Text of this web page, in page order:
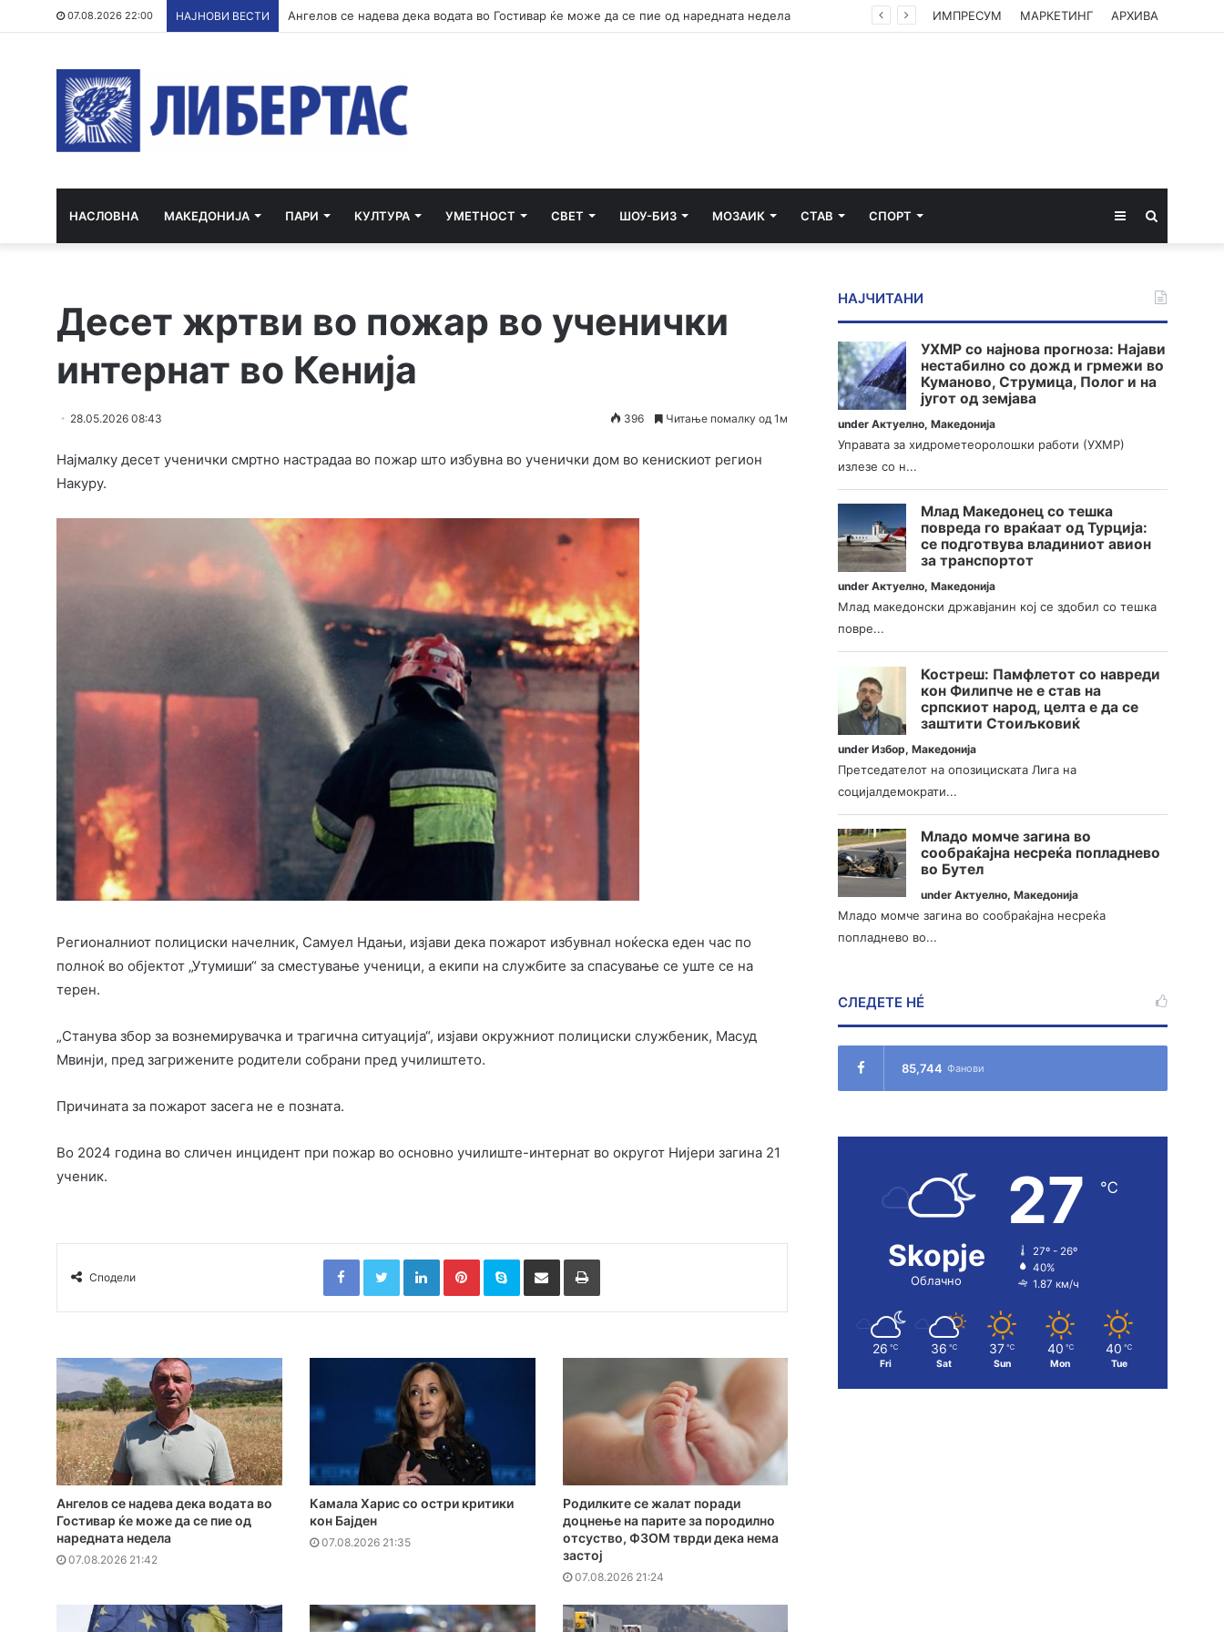
07.08.2026 22:00 НАЈНОВИ ВЕСТИ Ангелов се надева дека водата во Гостивар ќе може да се пие од наредната недела ИМПРЕСУМ МАРКЕТИНГ АРХИВА
НАСЛОВНА МАКЕДОНИЈА ПАРИ КУЛТУРА УМЕТНОСТ СВЕТ ШОУ-БИЗ МОЗАИК СТАВ СПОРТ Sidebar
Десет жртви во пожар во ученички
интернат во Кенија
28.05.2026 08:43 396 Читање помалку од 1м
Најмалку десет ученички смртно настрадаа во пожар што избувна во ученички дом во кенискиот регион
Накуру.
Регионалниот полициски начелник, Самуел Ндањи, изјави дека пожарот избувнал ноќеска еден час по
полноќ во објектот „Утумиши“ за сместување ученици, а екипи на службите за спасување се уште се на
терен.
„Станува збор за вознемирувачка и трагична ситуација“, изјави окружниот полициски службеник, Масуд
Мвинји, пред загрижените родители собрани пред училиштето.
Причината за пожарот засега не е позната.
Во 2024 година во сличен инцидент при пожар во основно училиште-интернат во округот Нијери загина 21
ученик.
Сподели
FacebookTwitterLinkedInPinterestSkype Сподели преку Е-маил Испринтај
Ангелов се надева дека водата во
Гостивар ќе може да се пие од
наредната недела
07.08.2026 21:42
Камала Харис со остри критики
кон Бајден
07.08.2026 21:35
Родилките се жалат поради
доцнење на парите за породилно
отсуство, ФЗОМ тврди дека нема
застој
07.08.2026 21:24
НАЈЧИТАНИ
УХМР со најнова прогноза: Најави
нестабилно со дожд и грмежи во
Куманово, Струмица, Полог и на
југот од земјава
underАктуелно,Македонија
Управата за хидрометеоролошки работи (УХМР)
излезе со н...
Млад Македонец со тешка
повреда го враќаат од Турција:
се подготвува владиниот авион
за транспортот
underАктуелно,Македонија
Млад македонски државјанин кој се здобил со тешка
повре...
Костреш: Памфлетот со навреди
кон Филипче не е став на
српскиот народ, целта е да се
заштити Стоиљковиќ
underИзбор,Македонија
Претседателот на опозициската Лига на
социјалдемократи...
Младо момче загина во
сообраќајна несреќа попладнево
во Бутел
underАктуелно,Македонија
Младо момче загина во сообраќајна несреќа
попладнево во...
СЛЕДЕТЕ НÉ
85,744 Фанови
Skopje
Облачно
27 ℃
27º - 26º
40%
1.87 км/ч
26 ℃
Fri
36 ℃
Sat
37 ℃
Sun
40 ℃
Mon
40 ℃
Tue